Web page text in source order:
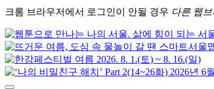
크롬 브라우저에서 로그인이 안될 경우 다른 웹